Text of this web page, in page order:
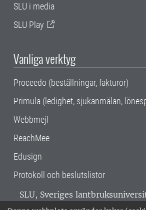
SLU i media
SLU Play
Vanliga verktyg
Proceedo (beställningar, fakturor)
Primula (ledighet, sjukanmälan,
Webbmejl
ReachMee
Edusign
Protokoll och beslutslistor
SLU, Sveriges
verksamhet över hela Sverige.